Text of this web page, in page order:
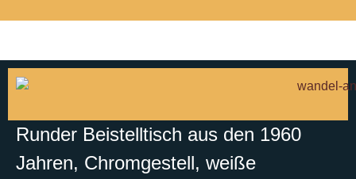
Runder Beistelltisch aus den 1960
Jahren, Chromgestell, weiße